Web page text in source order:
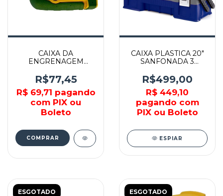
CAIXA DA
ENGRENAGEM
MAKITA
R$77,45
R$ 69,71 pagando
com PIX ou
Boleto
CAIXA PLASTICA 20"
SANFONADA 3
IRWIN
R$499,00
R$ 449,10
pagando com
PIX ou Boleto
ESPIAR
ESGOTADO ESGOTADO